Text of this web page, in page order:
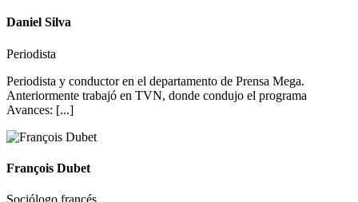
Daniel Silva
Periodista
Periodista y conductor en el departamento de Prensa Mega.
Anteriormente trabajó en TVN, donde condujo el programa
Avances: [...]
François Dubet